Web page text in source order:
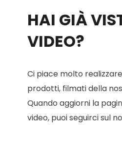
HAI GIÀ
VIDEO?
Ci piace molto
prodotti, filmati della
Quando aggiorni la
video, puoi seguirci sul